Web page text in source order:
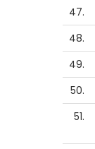
47.
48.
49.
50.
51.